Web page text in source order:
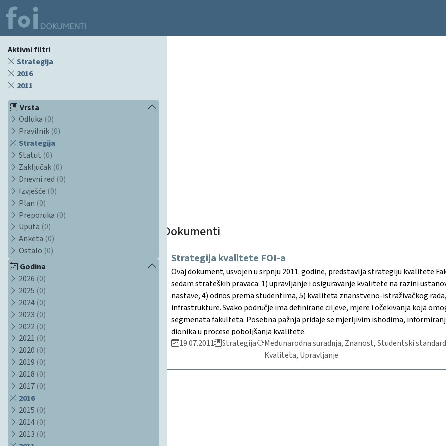
Aktivni filtri
Strategija
2016
2011
Vrsta
Odluka (0)
Pravilnik (0)
Strategija
Statut (0)
Zaključak (0)
Dnevni red (0)
Izvješće (0)
Plan (0)
Preporuka (0)
Uputa (0)
Anketa (0)
Ostalo (0)
Godina
2026 (0)
2025 (0)
2024 (0)
2023 (0)
2022 (0)
2021 (0)
2020 (0)
2019 (0)
2018 (0)
2017 (0)
2016
2015 (0)
2014 (0)
2013 (0)
Dokumenti
Strategija kvalitete FOI-a
Ovaj dokument, usvojen u srpnju 2011. godine, predstavlja strategiju kvalitete
sedam strateških pravaca: 1) upravljanje i osiguravanje kvalitete na razini
nastave, 4) odnos prema studentima, 5) kvaliteta znanstveno-istraživačkog
infrastrukture. Svako područje ima definirane ciljeve, mjere i očekivanja koja
segmenata fakulteta. Posebna pažnja pridaje se mjerljivim ishodima,
dionika u procese poboljšanja kvalitete.
19.07.2011
Strategija
Međunarodna suradnja, Znanost, Studentski
Kvaliteta, Upravljanje